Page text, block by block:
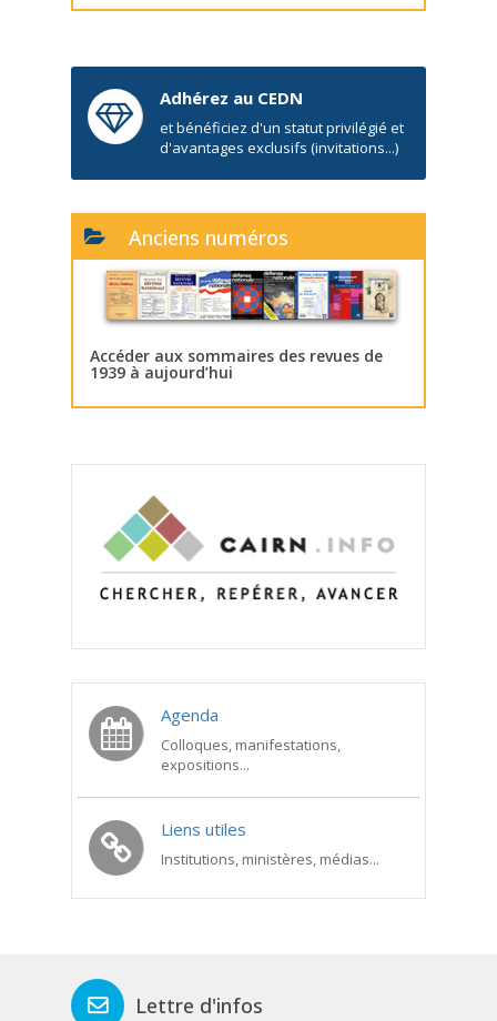
Adhérez au CEDN
et bénéficiez d'un statut privilégié et
d'avantages exclusifs (invitations...)
Anciens numéros
Accéder aux sommaires des revues de
1939 à aujourd’hui
Agenda
Colloques, manifestations,
expositions...
Liens utiles
Institutions, ministères, médias...
Lettre d'infos